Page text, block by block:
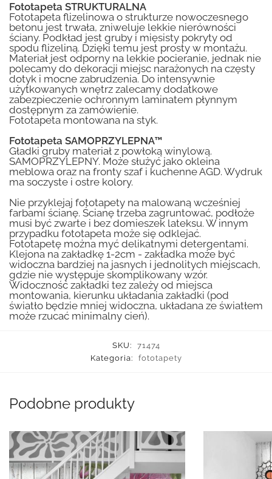
Fototapeta STRUKTURALNA
Fototapeta flizelinowa o strukturze nowoczesnego
betonu jest trwała, zniweluje lekkie nierówności
ściany. Podkład jest gruby i mięsisty pokryty od
spodu flizeliną. Dzięki temu jest prosty w montażu.
Materiał jest odporny na lekkie pocieranie, jednak nie
polecamy do dekoracji miejsc narażonych na częsty
dotyk i mocne zabrudzenia. Do intensywnie
użytkowanych wnętrz zalecamy dodatkowe
zabezpieczenie ochronnym laminatem płynnym
dostępnym za zamówienie.
Fototapeta montowana na styk.
Fototapeta SAMOPRZYLEPNA™
Gładki gruby materiał z powłoką winylową.
SAMOPRZYLEPNY. Może służyć jako okleina
meblowa oraz na fronty szaf i kuchenne AGD. Wydruk
ma soczyste i ostre kolory.
Nie przyklejaj fototapety na malowaną wcześniej
farbami ścianę. Ścianę trzeba zagruntować, podłoże
musi być zwarte i bez domieszek lateksu. W innym
przypadku fototapeta może się odklejać.
Fototapetę można myć delikatnymi detergentami.
Klejona na zakładkę 1-2cm - zakładka może być
widoczna bardziej na jasnych i jednolitych miejscach,
gdzie nie występuje skomplikowany wzór.
Widoczność zakładki tez zależy od miejsca
montowania, kierunku układania zakładki (pod
światło będzie mniej widoczna, układana ze światłem
może rzucać minimalny cień).
SKU:
71474
Kategoria:
fototapety
Podobne produkty